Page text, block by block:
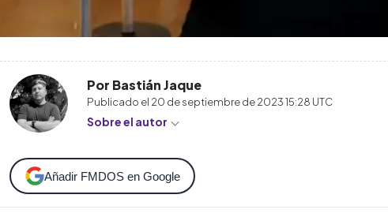
Por Bastián Jaque
Publicado el 20 de septiembre de 2023 15:28 UTC
Sobre el autor
Añadir FMDOS en Google